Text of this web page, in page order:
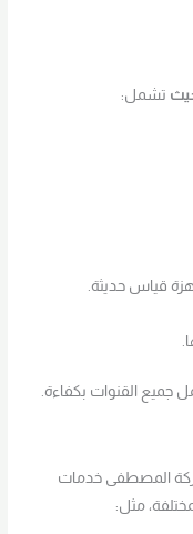
تشمل:
قياس حديثة.
جميع القنوات بكفاءة.
المصطفى خدمات
مثل: